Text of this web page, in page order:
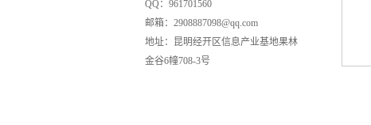
QQ：961701560
邮箱：2908887098@qq.com
地址：昆明经开区信息产业基地果林
金谷6幢708-3号